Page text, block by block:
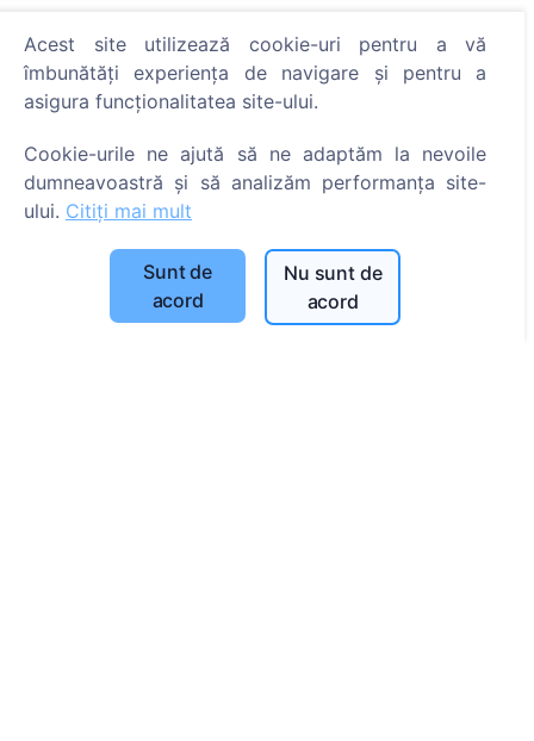
Politica de confidențialitate
Politica de plăți
Caută
Caută cimitire
Servicii
Acest site utilizează cookie-uri pentru a vă
îmbunătăți experiența de navigare și pentru a
asigura funcționalitatea site-ului.
Cookie-urile ne ajută să ne adaptăm la nevoile
dumneavoastră și să analizăm performanța site-
ului. Citiți mai mult
Sunt de
acord
Nu sunt de
acord